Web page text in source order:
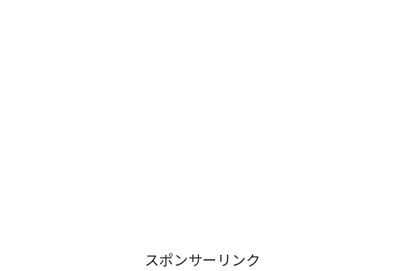
スポンサーリンク